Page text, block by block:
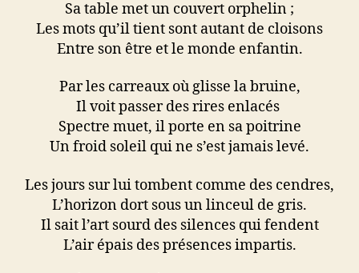
Sa table met un couvert orphelin ;
Les mots qu’il tient sont autant de cloisons
Entre son être et le monde enfantin.
Par les carreaux où glisse la bruine,
Il voit passer des rires enlacés
Spectre muet, il porte en sa poitrine
Un froid soleil qui ne s’est jamais levé.
Les jours sur lui tombent comme des cendres,
L’horizon dort sous un linceul de gris.
Il sait l’art sourd des silences qui fendent
L’air épais des présences impartis.